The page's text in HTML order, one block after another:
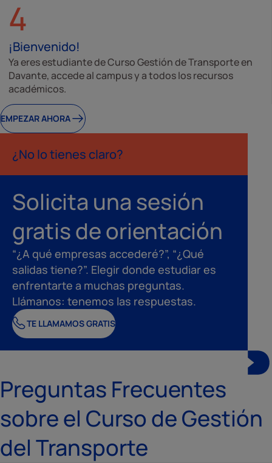
4
¡Bienvenido!
Ya eres estudiante de Curso Gestión de Transporte en
Davante, accede al campus y a todos los recursos
académicos.
EMPEZAR AHORA
¿No lo tienes claro?
Solicita una sesión
gratis de orientación
“¿A qué empresas accederé?”, “¿Qué
salidas tiene?”. Elegir donde estudiar es
enfrentarte a muchas preguntas.
Llámanos: tenemos las respuestas.
TE LLAMAMOS GRATIS
Preguntas Frecuentes
sobre el Curso de Gestión
del Transporte